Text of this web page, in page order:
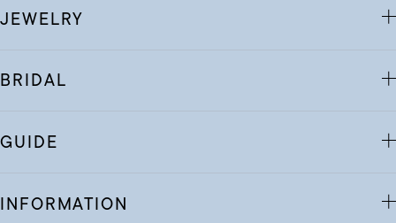
JEWELRY
BRIDAL
GUIDE
INFORMATION